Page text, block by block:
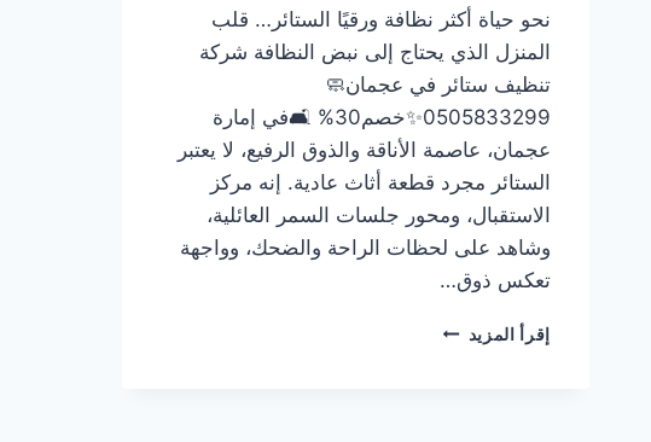
نحو حياة أكثر نظافة ورقيًا الستائر… قلب
المنزل الذي يحتاج إلى نبض النظافة شركة
تنظيف ستائر في عجمان🧼
0505833299✨خصم30% 🛋️في إمارة
عجمان، عاصمة الأناقة والذوق الرفيع، لا يعتبر
الستائر مجرد قطعة أثاث عادية. إنه مركز
الاستقبال، ومحور جلسات السمر العائلية،
وشاهد على لحظات الراحة والضحك، وواجهة
تعكس ذوق…
إقرأ المزيد شركة